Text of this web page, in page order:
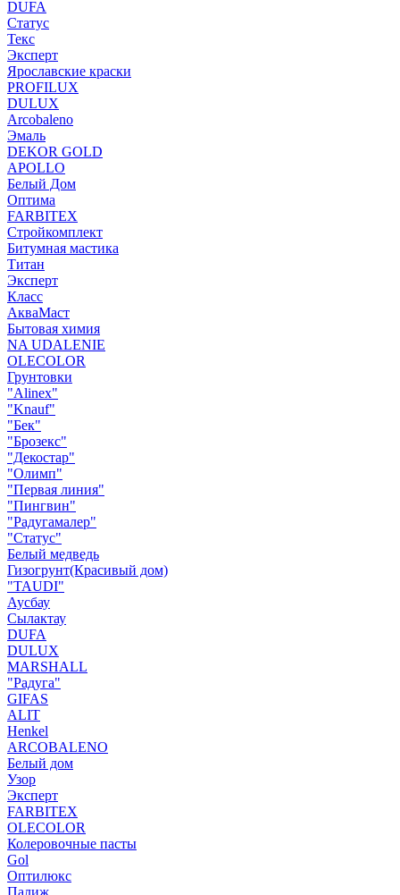
DUFA
Статус
Текс
Эксперт
Ярославские краски
PROFILUX
DULUX
Arcobaleno
Эмаль
DEKOR GOLD
APOLLO
Белый Дом
Оптима
FARBITEX
Стройкомплект
Битумная мастика
Титан
Эксперт
Класс
АкваМаст
Бытовая химия
NA UDALENIE
OLECOLOR
Грунтовки
"Alinex"
"Knauf"
"Бек"
"Брозекс"
"Декостар"
"Олимп"
"Первая линия"
"Пингвин"
"Радугамалер"
"Статус"
Белый медведь
Гизогрунт(Красивый дом)
"TAUDI"
Аусбау
Сылактау
DUFA
DULUX
MARSHALL
"Радуга"
GIFAS
ALIT
Henkel
ARCOBALENO
Белый дом
Узор
Эксперт
FARBITEX
OLECOLOR
Колеровочные пасты
Gol
Оптилюкс
Палиж